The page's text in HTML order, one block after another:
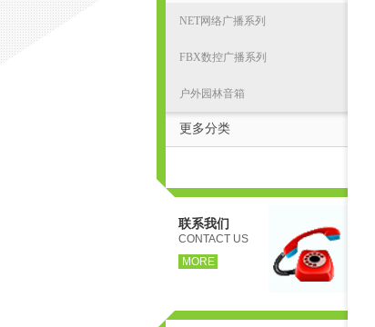
NET网络广播系列
FBX数控广播系列
户外园林音箱
更多分类
联系我们
CONTACT US
MORE